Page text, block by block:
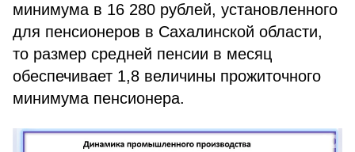
минимума в 16 280 рублей, установленного
для пенсионеров в Сахалинской области,
то размер средней пенсии в месяц
обеспечивает 1,8 величины прожиточного
минимума пенсионера.